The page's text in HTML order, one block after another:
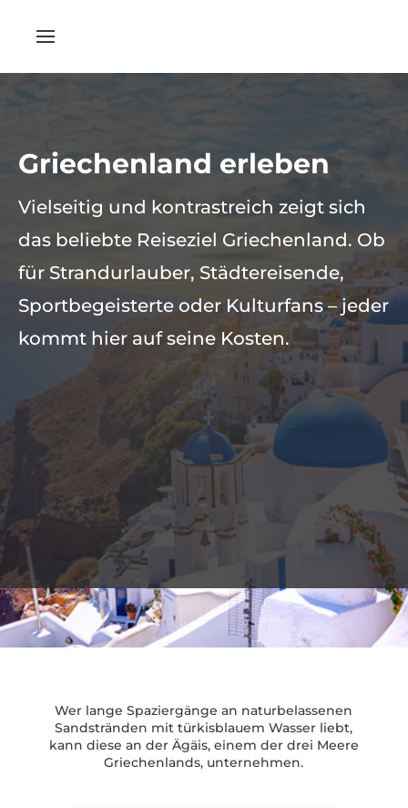
Griechenland erleben
Vielseitig und kontrastreich zeigt sich
das beliebte Reiseziel Griechenland. Ob
für Strandurlauber, Städtereisende,
Sportbegeisterte oder Kulturfans – jeder
kommt hier auf seine Kosten.
Wer lange Spaziergänge an naturbelassenen
Sandstränden mit türkisblauem Wasser liebt,
kann diese an der Ägäis, einem der drei Meere
Griechenlands, unternehmen.